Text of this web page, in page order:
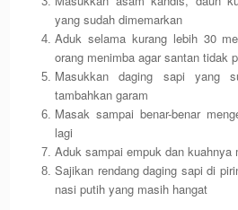
yang sudah dimemarkan
Aduk selama kurang lebih 30
orang menimba agar santan tidak
Masukkan daging sapi yang
tambahkan garam
Masak sampai benar-benar
lagi
Aduk sampai empuk dan kuahnya
Sajikan rendang daging sapi di
nasi putih yang masih hangat